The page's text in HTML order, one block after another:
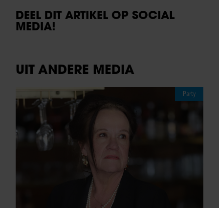
DEEL DIT ARTIKEL OP SOCIAL
MEDIA!
UIT ANDERE MEDIA
Party